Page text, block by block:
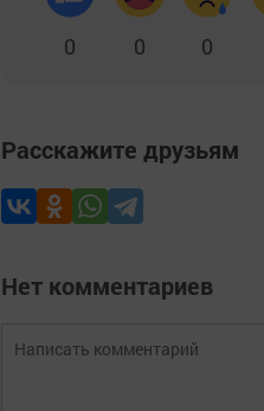
0 0 0
Расскажите друзьям
Нет комментариев